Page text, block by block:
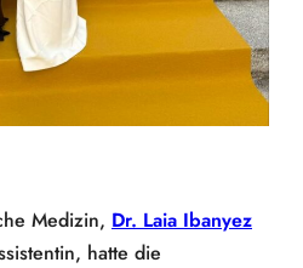
Medizin, Dr. Laia Ibanyez
hatte die